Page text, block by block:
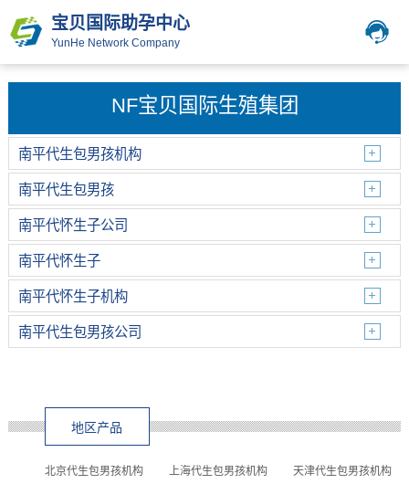
宝贝国际助孕中心
YunHe Network Company
NF宝贝国际生殖集团
南平代生包男孩机构
南平代生包男孩
南平代怀生子公司
南平代怀生子
南平代怀生子机构
南平代生包男孩公司
地区产品
北京代生包男孩机构 上海代生包男孩机构
天津代生包男孩机构